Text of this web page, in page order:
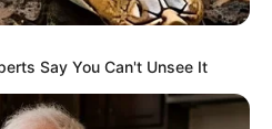
Say You Can't Unsee It